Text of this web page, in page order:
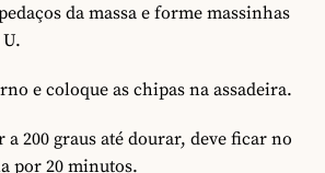
da massa e forme massinhas
e coloque as chipas na assadeira.
a 200 graus até dourar, deve ficar no
por 20 minutos.